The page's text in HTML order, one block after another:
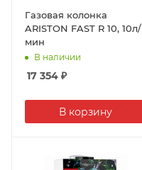
Газовая колонка
ARISTON FAST R 10, 10л/
мин
В наличии
17 354 ₽
В корзину